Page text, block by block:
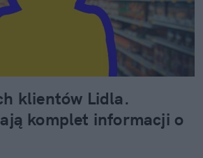
klientów Lidla.
komplet informacji o